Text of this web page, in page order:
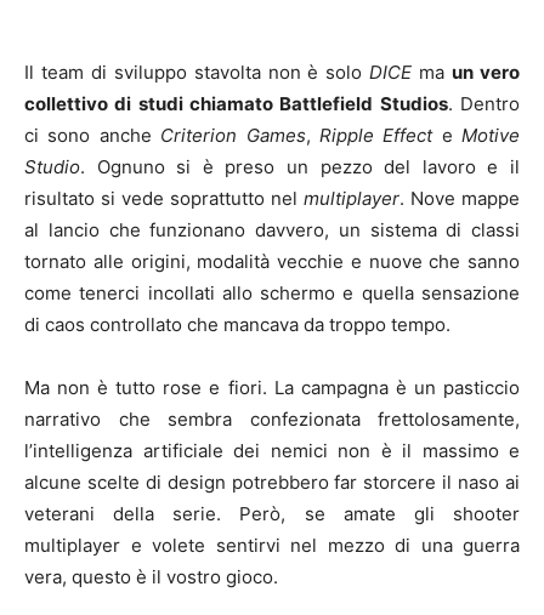
Il team di sviluppo stavolta non è soloDICE maun vero
collettivo di studi chiamato Battlefield Studios. Dentro
ci sono anche Criterion Games, Ripple Effecte Motive
Studio. Ognuno si è preso un pezzo del lavoro e il
risultato si vede soprattutto nel multiplayer. Nove mappe
al lancio che funzionano davvero, un sistema di classi
tornato alle origini, modalità vecchie e nuove che sanno
come tenerci incollati allo schermo e quella sensazione
di caos controllato che mancava da troppo tempo.
Ma non è tutto rose e fiori. La campagna è un pasticcio
narrativo che sembra confezionata frettolosamente,
l’intelligenza artificiale dei nemici non è il massimo e
alcune scelte di design potrebbero far storcere il naso ai
veterani della serie. Però, se amate gli shooter
multiplayer e volete sentirvi nel mezzo di una guerra
vera, questo è il vostro gioco.